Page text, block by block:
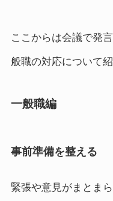
ここからは会議で発
般職の対応について紹
一般職編
事前準備を整える
緊張や意見がまとま